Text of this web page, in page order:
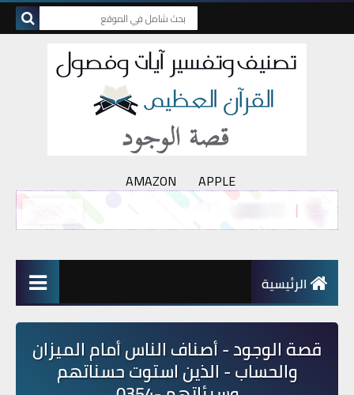
AMAZON APPLE
الرئيسية
قصة الوجود - أصناف الناس أمام الميزان
والحساب - الذين استوت حسناتهم